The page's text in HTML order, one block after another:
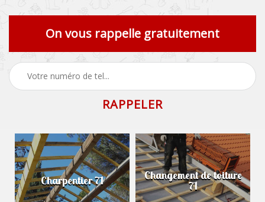
On vous rappelle gratuitement
Charpentier 71 Changement de toiture
71